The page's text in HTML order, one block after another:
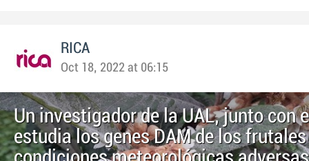
RICA
Oct 18, 2022 at 06:15
Un investigador de la UAL, junto con
estudia los genes DAM de los